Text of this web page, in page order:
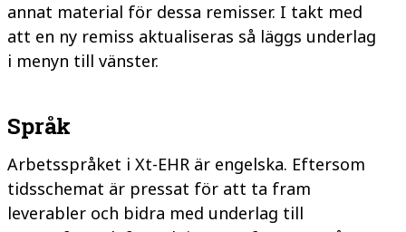
annat material för dessa remisser. I takt med
att en ny remiss aktualiseras så läggs underlag
i menyn till vänster.
Språk
Arbetsspråket i Xt-EHR är engelska. Eftersom
tidsschemat är pressat för att ta fram
leverabler och bidra med underlag till